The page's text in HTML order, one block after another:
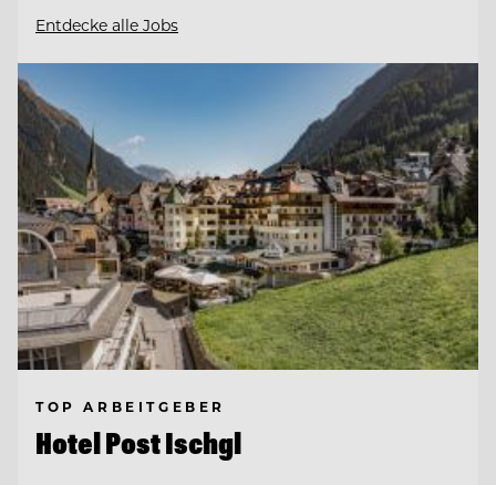
Entdecke alle Jobs
TOP ARBEITGEBER
Hotel Post Ischgl